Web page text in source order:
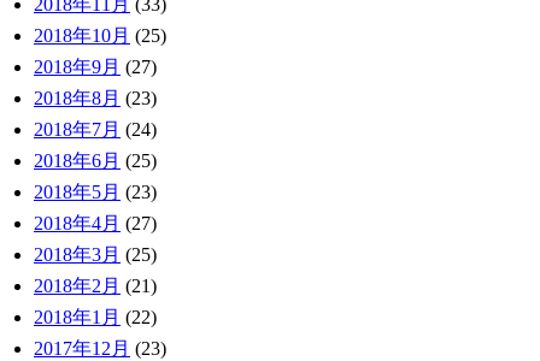
2018年10月 (25)
2018年9月 (27)
2018年8月 (23)
2018年7月 (24)
2018年6月 (25)
2018年5月 (23)
2018年4月 (27)
2018年3月 (25)
2018年2月 (21)
2018年1月 (22)
2017年12月 (23)